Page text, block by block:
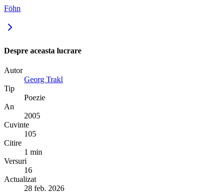
Föhn
Despre aceasta lucrare
Autor
Georg Trakl
Tip
Poezie
An
2005
Cuvinte
105
Citire
1 min
Versuri
16
Actualizat
28 feb. 2026